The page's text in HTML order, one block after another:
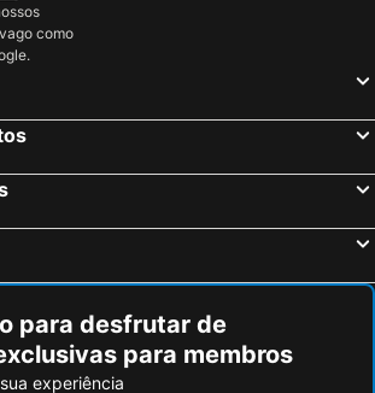
como
para desfrutar de
para membros
experiência